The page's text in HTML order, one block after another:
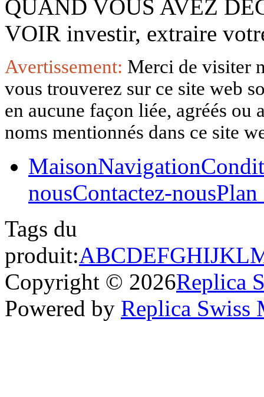
QUAND VOUS AVEZ
VOIR investir, extraire
Avertissement: Merci de visiter
vous trouverez sur ce site web
en aucune façon liée, agréés
noms mentionnés dans ce site
MaisonNavigation
nousContactez-nousPlan
Tags du
produit:ABCDEFGHIJKL
Copyright © 2026Replica
Powered by Replica Swiss